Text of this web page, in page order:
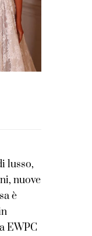
lusso,
nuove
è
EWPC